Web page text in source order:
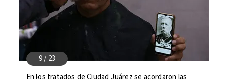
En los tratados de Ciudad Juárez se acordaron las